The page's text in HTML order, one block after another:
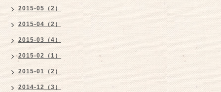
2015-05（2）
2015-04（2）
2015-03（4）
2015-02（1）
2015-01（2）
2014-12（3）